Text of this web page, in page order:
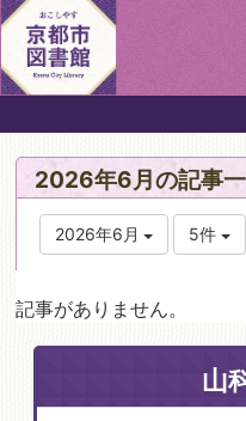
2026年6月の記事
2026年6月 5件
記事がありません。
山